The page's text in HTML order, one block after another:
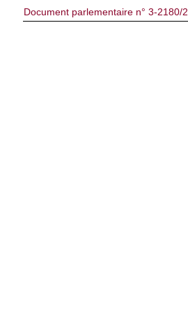
Document parlementaire n° 3-2180/2